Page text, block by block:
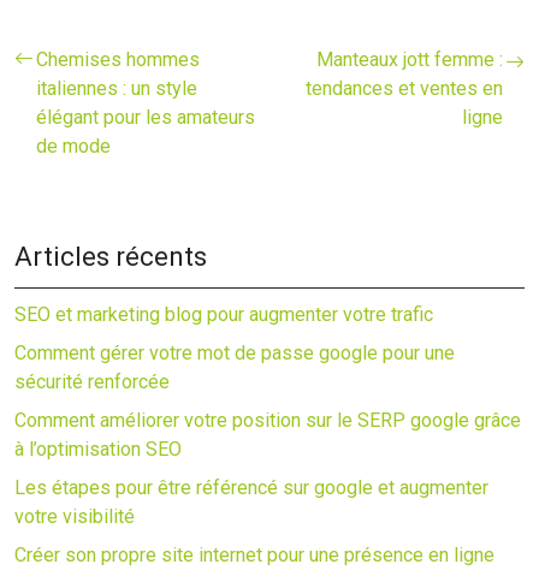
Chemises hommes
italiennes : un style
élégant pour les amateurs
de mode
Manteaux jott femme :
tendances et ventes en
ligne
Articles récents
SEO et marketing blog pour augmenter votre trafic
Comment gérer votre mot de passe google pour une
sécurité renforcée
Comment améliorer votre position sur le SERP google grâce
à l’optimisation SEO
Les étapes pour être référencé sur google et augmenter
votre visibilité
Créer son propre site internet pour une présence en ligne